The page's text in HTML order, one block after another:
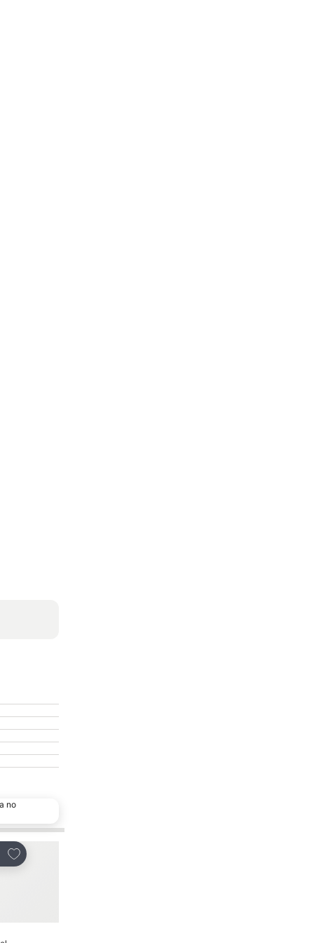
no
Adicionar aos favoritos